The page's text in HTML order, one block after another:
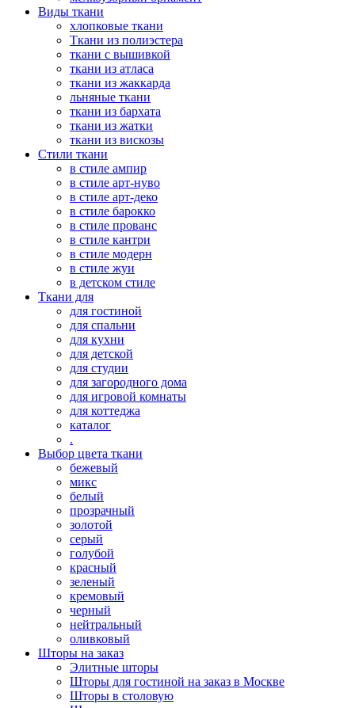
Виды ткани
хлопковые ткани
Ткани из полиэстера
ткани с вышивкой
ткани из атласа
ткани из жаккарда
льняные ткани
ткани из бархата
ткани из жатки
ткани из вискозы
Стили ткани
в стиле ампир
в стиле арт-нуво
в стиле арт-деко
в стиле барокко
в стиле прованс
в стиле кантри
в стиле модерн
в стиле жуи
в детском стиле
Ткани для
для гостиной
для спальни
для кухни
для детской
для студии
для загородного дома
для игровой комнаты
для коттеджа
каталог
.
Выбор цвета ткани
бежевый
микс
белый
прозрачный
золотой
серый
голубой
красный
зеленый
кремовый
черный
нейтральный
оливковый
Шторы на заказ
Элитные шторы
Шторы для гостиной на заказ в Москве
Шторы в столовую